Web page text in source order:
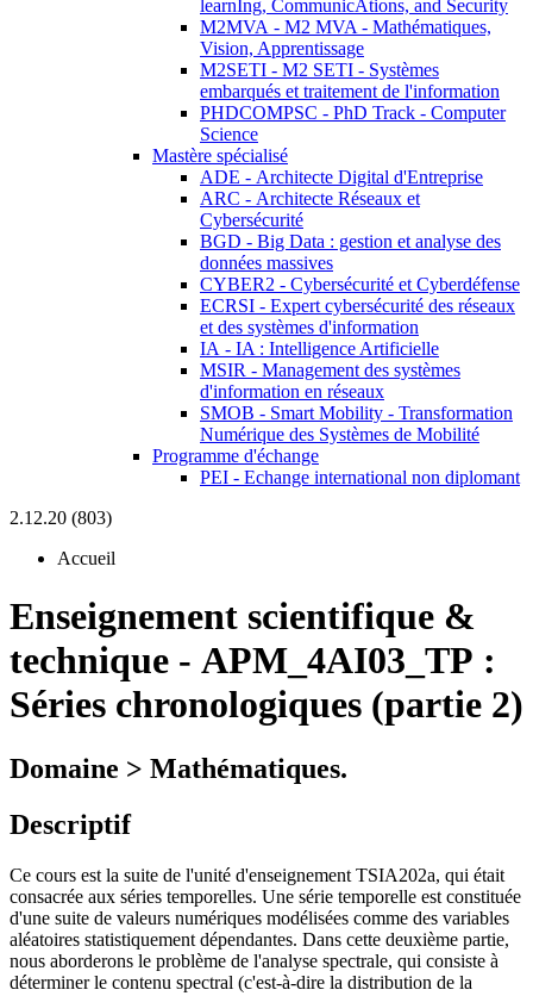
learnIng, CommunicAtions, and Security
M2MVA - M2 MVA - Mathématiques,
Vision, Apprentissage
M2SETI - M2 SETI - Systèmes
embarqués et traitement de l'information
PHDCOMPSC - PhD Track - Computer
Science
Mastère spécialisé
ADE - Architecte Digital d'Entreprise
ARC - Architecte Réseaux et
Cybersécurité
BGD - Big Data : gestion et analyse des
données massives
CYBER2 - Cybersécurité et Cyberdéfense
ECRSI - Expert cybersécurité des réseaux
et des systèmes d'information
IA - IA : Intelligence Artificielle
MSIR - Management des systèmes
d'information en réseaux
SMOB - Smart Mobility - Transformation
Numérique des Systèmes de Mobilité
Programme d'échange
PEI - Echange international non diplomant
2.12.20 (803)
Accueil
Enseignement scientifique &
technique - APM_4AI03_TP :
Séries chronologiques (partie 2)
Domaine > Mathématiques.
Descriptif
Ce cours est la suite de l'unité d'enseignement TSIA202a, qui était
consacrée aux séries temporelles. Une série temporelle est constituée
d'une suite de valeurs numériques modélisées comme des variables
aléatoires statistiquement dépendantes. Dans cette deuxième partie,
nous aborderons le problème de l'analyse spectrale, qui consiste à
déterminer le contenu spectral (c'est-à-dire la distribution de la